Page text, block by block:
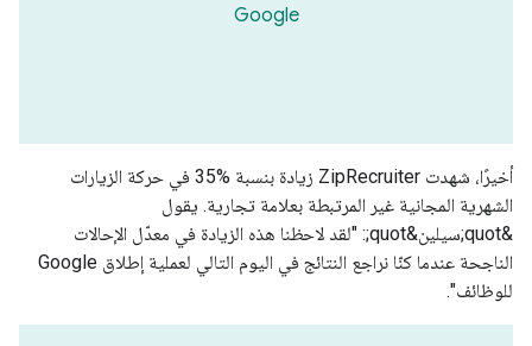
Google
أخيرًا، شهدت ZipRecruiter زيادة بنسبة %35 في حركة الزيارات
الشهرية المجانية غير المرتبطة بعلامة تجارية. يقول
&quot;سيلين&quot;: "لقد لاحظنا هذه الزيادة في معدّل الإحالات
الناجحة عندما كنّا نراجع النتائج في اليوم التالي لعملية إطلاق Google
للوظائف".